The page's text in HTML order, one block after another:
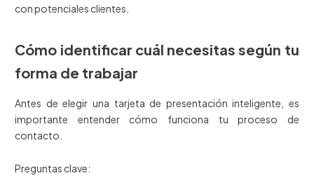
con potenciales clientes.
Cómo identificar cuál necesitas según tu
forma de trabajar
Antes de elegir una tarjeta de presentación inteligente, es
importante entender cómo funciona tu proceso de
contacto.
Preguntas clave: